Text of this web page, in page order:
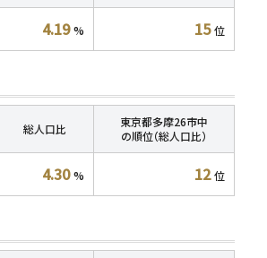
4.19% 15位
総人口比
東京都多摩26市中
の順位（総人口比）
4.30% 12位